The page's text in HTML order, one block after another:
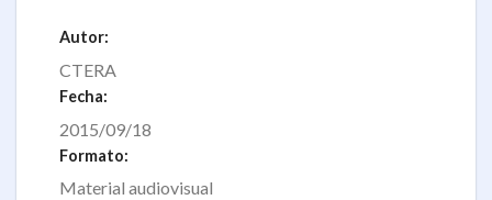
Autor:
CTERA
Fecha:
2015/09/18
Formato:
Material audiovisual